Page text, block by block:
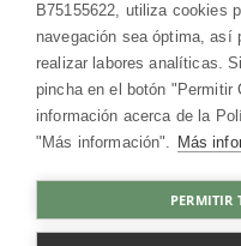
HerbolarioWeb ©
B75155622, utiliza cookies
navegación sea óptima, así
realizar labores analíticas.
pincha en el botón "Permitir
información acerca de la
"Más información". Más
PERMITIR